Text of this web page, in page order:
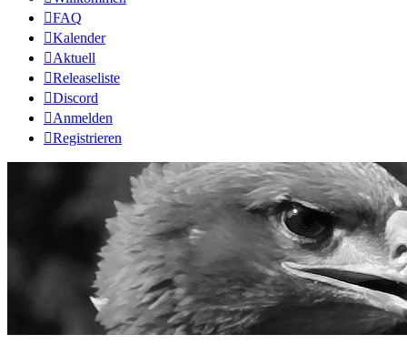
FAQ
Kalender
Aktuell
Releaseliste
Discord
Anmelden
Registrieren